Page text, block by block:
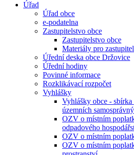
Úřad
Úřad obce
e-podatelna
Zastupitelstvo obce
Zastupitelstvo obce
Materiály pro
Úřední deska obce Držovice
Úřední hodiny
Povinné informace
Rozklikávací rozpočet
Vyhlášky
Vyhlášky obce -
územních
OZV o místním
odpadového
OZV o místním
OZV o místním